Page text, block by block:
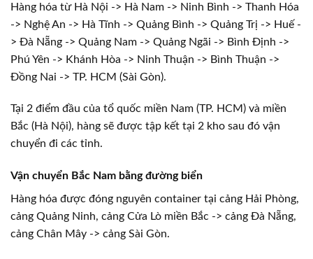
Hàng hóa từ Hà Nội -> Hà Nam -> Ninh Bình -> Thanh Hóa
-> Nghệ An -> Hà Tĩnh -> Quảng Bình -> Quảng Trị -> Huế -
> Đà Nẵng -> Quảng Nam -> Quảng Ngãi -> Bình Định ->
Phú Yên -> Khánh Hòa -> Ninh Thuận -> Bình Thuận ->
Đồng Nai -> TP. HCM (Sài Gòn).
Tại 2 điểm đầu của tổ quốc miền Nam (TP. HCM) và miền
Bắc (Hà Nội), hàng sẽ được tập kết tại 2 kho sau đó vận
chuyển đi các tỉnh.
Vận chuyển Bắc Nam bằng đường biển
Hàng hóa được đóng nguyên container tại cảng Hải Phòng,
cảng Quảng Ninh, cảng Cửa Lò miền Bắc -> cảng Đà Nẵng,
cảng Chân Mây -> cảng Sài Gòn.